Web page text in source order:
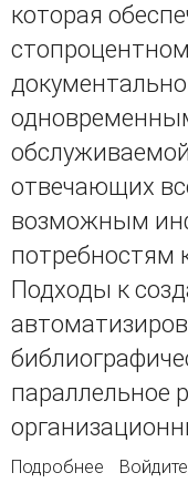
которая
отвечающих
возможным
потребностям
Подходы к
параллельное
Подробнее оВойдите